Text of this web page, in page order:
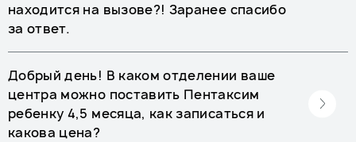
находится на вызове?! Заранее спасибо
за ответ.
Добрый день! В каком отделении ваше
центра можно поставить Пентаксим
ребенку 4,5 месяца, как записаться и
какова цена?